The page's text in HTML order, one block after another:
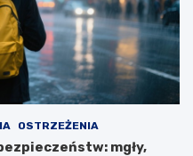
OSTRZEŻENIA
mgły,